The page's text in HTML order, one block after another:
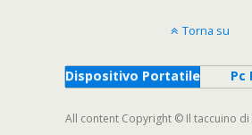
Torna su
Dispositivo Portatile Pc
All content Copyright © Il taccuino